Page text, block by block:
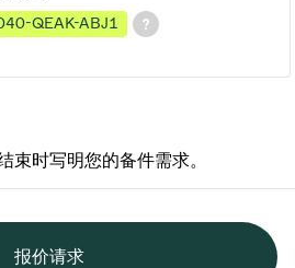
QEAK-ABJ1
束时写明您的备件需求。
报价请求